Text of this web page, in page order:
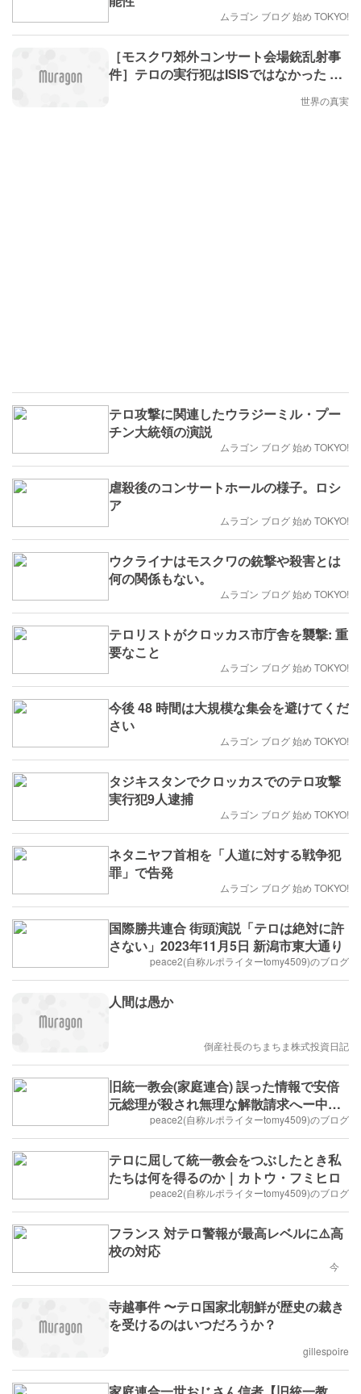
ムラゴン ブログ 始め TOKYO!
［モスクワ郊外コンサート会場銃乱射事
件］テロの実行犯はISISではなかった ～
世界の真実
テロ攻撃に関連したウラジーミル・プー
チン大統領の演説
ムラゴン ブログ 始め TOKYO!
虐殺後のコンサートホールの様子。ロシ
ア
ムラゴン ブログ 始め TOKYO!
ウクライナはモスクワの銃撃や殺害とは
何の関係もない。
ムラゴン ブログ 始め TOKYO!
テロリストがクロッカス市庁舎を襲撃: 重
要なこと
ムラゴン ブログ 始め TOKYO!
今後 48 時間は大規模な集会を避けてくだ
さい
ムラゴン ブログ 始め TOKYO!
タジキスタンでクロッカスでのテロ攻撃
実行犯9人逮捕
ムラゴン ブログ 始め TOKYO!
ネタニヤフ首相を「人道に対する戦争犯
罪」で告発
ムラゴン ブログ 始め TOKYO!
国際勝共連合 街頭演説「テロは絶対に許
さない」2023年11月5日 新潟市東大通り
peace2(自称ルポライターtomy4509)のブログ
人間は愚か
倒産社長のちまちま株式投資日記
旧統一教会(家庭連合) 誤った情報で安倍
元総理が殺され無理な解散請求へー中川
peace2(自称ルポライターtomy4509)のブログ
テロに屈して統一教会をつぶしたとき私
たちは何を得るのか｜カトウ・フミヒロ
peace2(自称ルポライターtomy4509)のブログ
フランス 対テロ警報が最高レベルに⚠️高
校の対応
今
寺越事件 〜テロ国家北朝鮮が歴史の裁き
を受けるのはいつだろうか？
gillespoire